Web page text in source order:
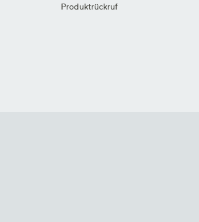
Produktrückruf